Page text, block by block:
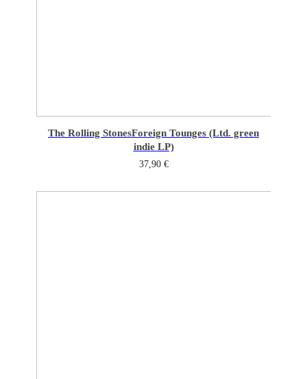
The Rolling StonesForeign Tounges (Ltd. green
indie LP)
37,90 €